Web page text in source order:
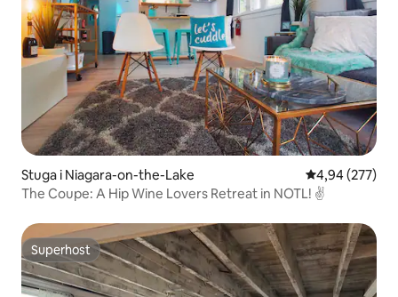
Stuga i Niagara-on-the-Lake 4,94 av 5 i
4,94 (277)
The Coupe: A Hip Wine Lovers Retreat in NOTL! ✌️
Superhost
Superhost